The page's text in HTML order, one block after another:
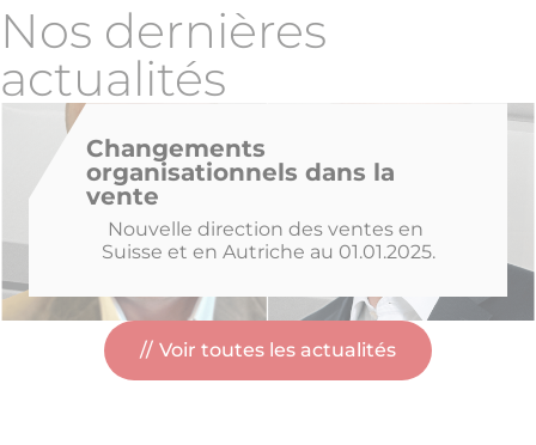
Nos dernières
actualités
Changements
organisationnels dans la
vente
Nouvelle direction des ventes en
Suisse et en Autriche au 01.01.2025.
Voir toutes les actualités